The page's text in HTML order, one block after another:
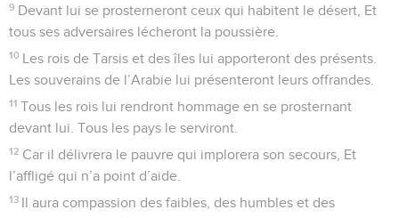
9 Devant lui se prosterneront ceux qui habitent le désert, Et
tous ses adversaires lécheront la poussière.
10 Les rois de Tarsis et des îles lui apporteront des présents.
Les souverains de l’Arabie lui présenteront leurs offrandes.
11 Tous les rois lui rendront hommage en se prosternant
devant lui. Tous les pays le serviront.
12 Car il délivrera le pauvre qui implorera son secours, Et
l’affligé qui n’a point d’aide.
13 Il aura compassion des faibles, des humbles et des